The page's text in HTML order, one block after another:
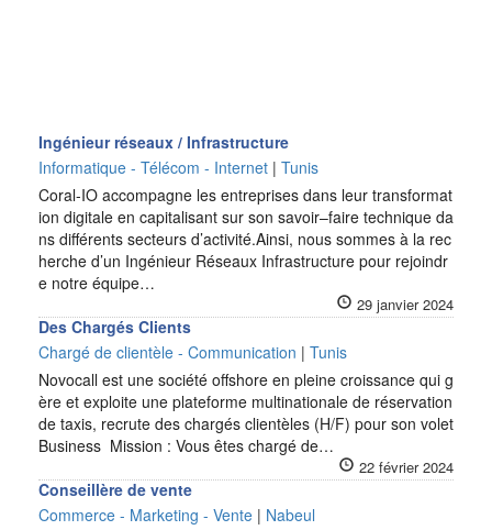
Ingénieur réseaux / Infrastructure
Informatique - Télécom - Internet | Tunis
Coral-IO accompagne les entreprises dans leur transformat
ion digitale en capitalisant sur son savoir–faire technique da
ns différents secteurs d’activité.Ainsi, nous sommes à la rec
herche d’un Ingénieur Réseaux Infrastructure pour rejoindr
e notre équipe…
29 janvier 2024
Des Chargés Clients
Chargé de clientèle - Communication | Tunis
Novocall est une société offshore en pleine croissance qui g
ère et exploite une plateforme multinationale de réservation
de taxis, recrute des chargés clientèles (H/F) pour son volet
Business Mission : Vous êtes chargé de…
22 février 2024
Conseillère de vente
Commerce - Marketing - Vente | Nabeul